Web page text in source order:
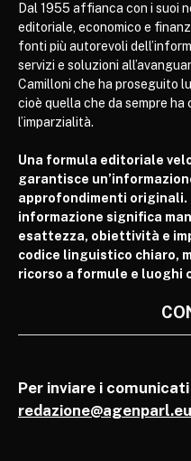
Dal 1955 affianca con i suoi
editoriale, economico e
fonti più autorevoli
servizi e soluzioni
Camilloni che ha proseguito
cioè quella che da sempre ha
l’imparzialità.
Una formula editoriale
garantisce
approfondimenti originali.
informazione significa
esattezza, obiettività e
codice linguistico chiaro,
ricorso a formule e luoghi
Per inviare i
redazione@agenparl.eu